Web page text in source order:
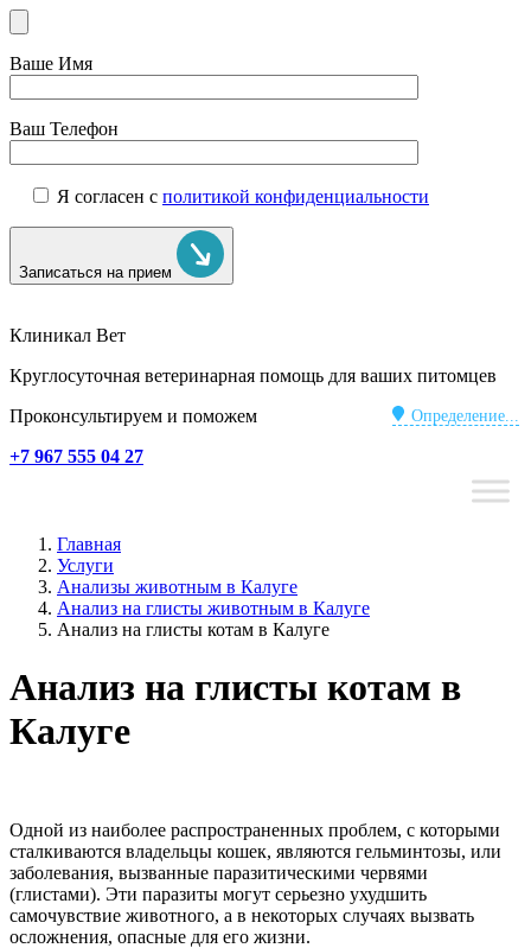
Ваше Имя
Ваш Телефон
Я согласен с политикой конфиденциальности
Записаться на прием
Клиникал Вет
Круглосуточная ветеринарная помощь для ваших питомцев
Определение...
Проконсультируем и поможем
+7 967 555 04 27
Главная
Услуги
Анализы животным в Калуге
Анализ на глисты животным в Калуге
Анализ на глисты котам в Калуге
Анализ на глисты котам в
Калуге
Одной из наиболее распространенных проблем, с которыми
сталкиваются владельцы кошек, являются гельминтозы, или
заболевания, вызванные паразитическими червями
(глистами). Эти паразиты могут серьезно ухудшить
самочувствие животного, а в некоторых случаях вызвать
осложнения, опасные для его жизни.